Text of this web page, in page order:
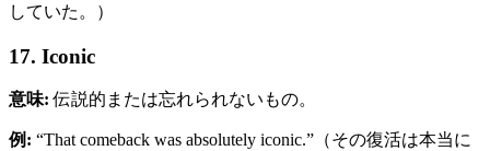
していた。）
17. Iconic
意味: 伝説的または忘れられないもの。
例: “That comeback was absolutely iconic.”（その復活は本当に